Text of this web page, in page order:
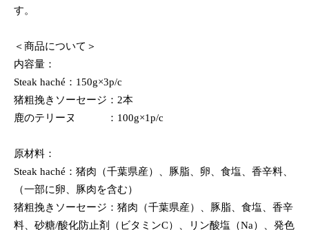
す。
＜商品について＞
内容量：
Steak haché：150g×3p/c
猪粗挽きソーセージ：2本
鹿のテリーヌ ：100g×1p/c
原材料：
Steak haché：猪肉（千葉県産）、豚脂、卵、食塩、香辛料、
（一部に卵、豚肉を含む）
猪粗挽きソーセージ：猪肉（千葉県産）、豚脂、食塩、香辛
料、砂糖/酸化防止剤（ビタミンC）、リン酸塩（Na）、発色